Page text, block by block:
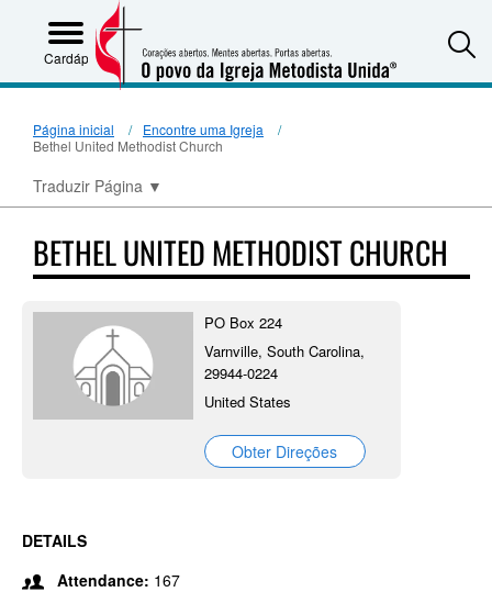
Cardápio
Página inicial
Encontre uma Igreja
Bethel United Methodist Church
Traduzir Página ▼
BETHEL UNITED METHODIST CHURCH
PO Box 224
Varnville, South Carolina,
29944-0224
United States
Obter Direções
DETAILS
Attendance: 167